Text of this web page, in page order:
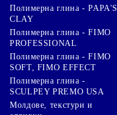
Полимерна глина - PAPA'S
CLAY
Полимерна глина - FIMO
PROFESSIONAL
Полимерна глина - FIMO
SOFT, FIMO EFFECT
Полимерна глина -
SCULPEY PREMO USA
Молдове, текстури и